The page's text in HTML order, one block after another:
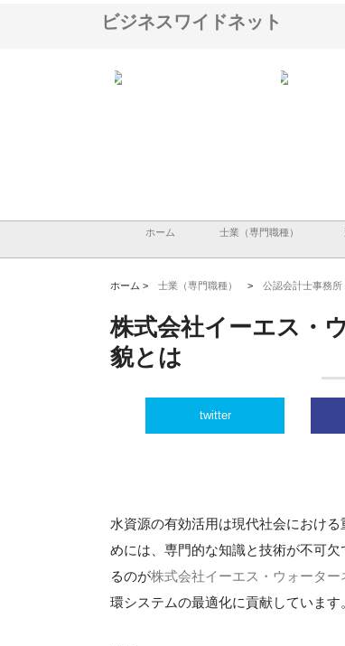
ビジネスワイドネット
ホーム 士業（専門職種）
ホーム > 士業（専門職種） > 公認会計士事務所
株式会社イーエス・
貌とは
twitter
水資源の有効活用は現代社会におけ
めには、専門的な知識と技術が不可
るのが株式会社イーエス・ウォーター
環システムの最適化に貢献しています